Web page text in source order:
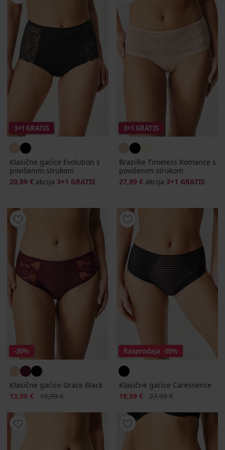
3+1 GRATIS
Klasične gaćice Evolution s
povišenim strukom
20,99 € akcija 3+1 GRATIS
3+1 GRATIS
Brazilke Timeless Romance s
povišenim strukom
27,99 € akcija 3+1 GRATIS
-30%
Klasične gaćice Grace Black
Popust
13,99 € Prvobitna cijena
19,99 €
Rasprodaja -30%
Klasične gaćice Caressence
Popust
19,59 € Prvobitna cijena
27,99 €